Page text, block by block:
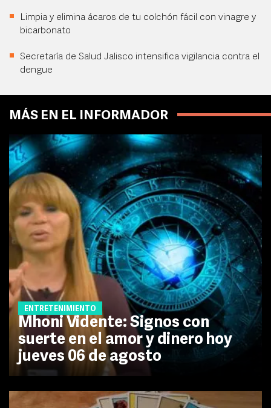
Limpia y elimina ácaros de tu colchón fácil con vinagre y
bicarbonato
Secretaría de Salud Jalisco intensifica vigilancia contra el
dengue
MÁS EN EL INFORMADOR
ENTRETENIMIENTO
Mhoni Vidente: Signos con
suerte en el amor y dinero hoy
jueves 06 de agosto